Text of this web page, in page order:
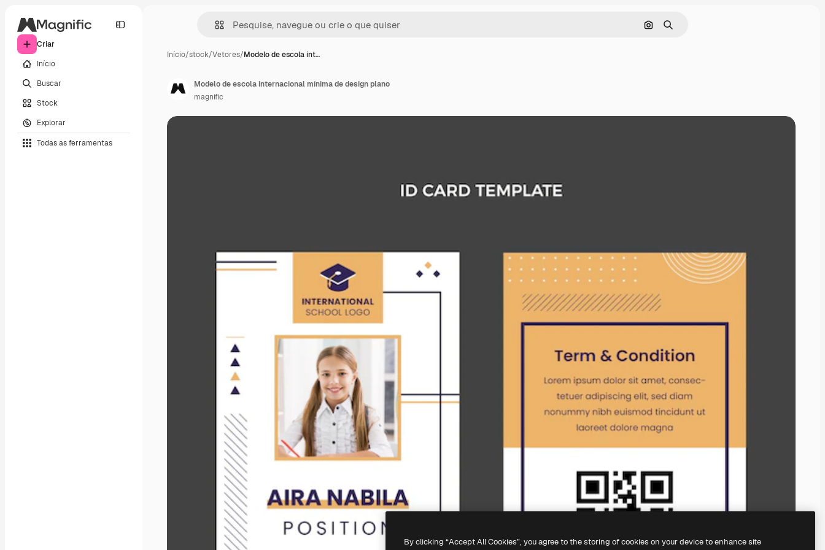
Criar
Início
Buscar
Stock
Explorar
Todas as ferramentas
Pesquisar por imagem
Buscar
Início/stock/Vetores/Modelo de escola int…
Modelo de escola internacional mínima de design plano
magnific
By clicking “Accept All Cookies”, you agree to the storing of cookies on your device to enhance site